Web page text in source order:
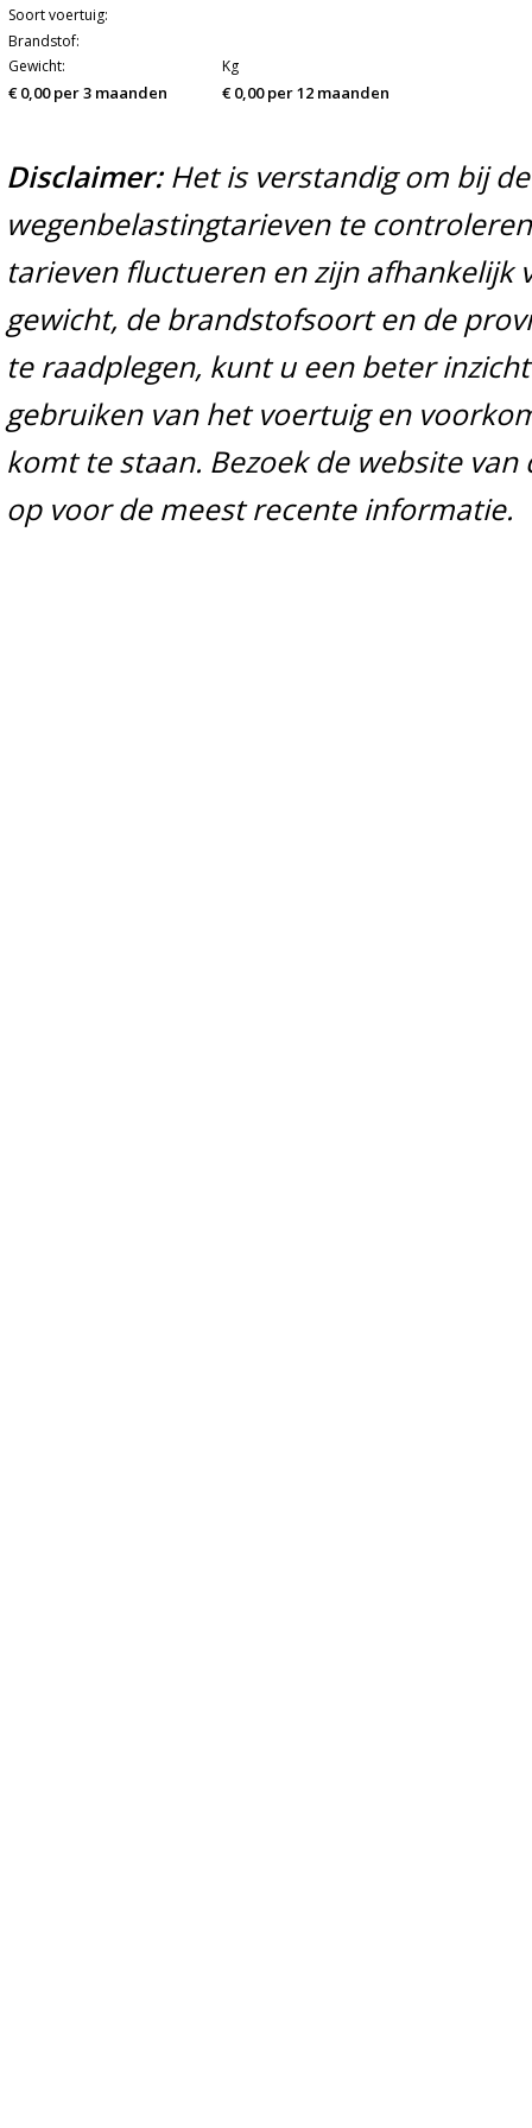
Soort voertuig:
Brandstof:
Gewicht:
Kg
€ 0,00 per 3 maanden € 0,00 per 12 maanden
Disclaimer:Het is verstandig om bij
wegenbelastingtarieven te
tarieven fluctueren en zijn afhankelijk
gewicht, de brandstofsoort en de
te raadplegen, kunt u een beter
gebruiken van het voertuig en
komt te staan. Bezoek de website
op voor de meest recente informatie.